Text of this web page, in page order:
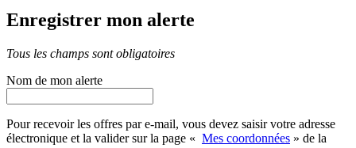
Enregistrer mon alerte
Tous les champs sont obligatoires
Nom de mon alerte
Pour recevoir les offres par e-mail, vous devez saisir votre adresse
électronique et la valider sur la page « Mes coordonnées » de la